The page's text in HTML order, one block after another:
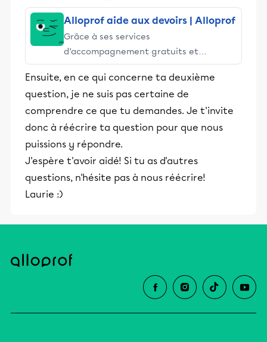
Alloprof aide aux devoirs | Alloprof
Grâce à ses services
d’accompagnement gratuits et
stimulants, Alloprof engage les élèves
et leurs parents dans la réussite
éducative.
Ensuite, en ce qui concerne ta deuxième
question, je ne suis pas certaine de
comprendre ce que tu demandes. Je t'invite
donc à réécrire ta question pour que nous
puissions y répondre.
J'espère t'avoir aidé! Si tu as d'autres
questions, n'hésite pas à nous réécrire!
Laurie :)